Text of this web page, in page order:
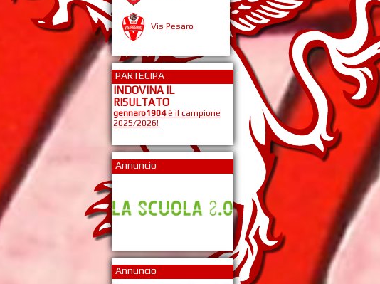
Vis Pesaro
PARTECIPA
INDOVINA IL
RISULTATO
gennaro1904è il campione
2025/2026!
Annuncio
Annuncio